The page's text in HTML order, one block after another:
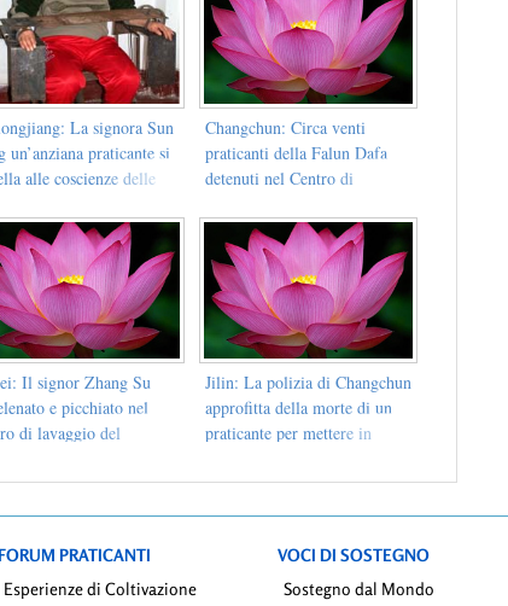
La signora Sun
un’anziana praticante si
alle coscienze delle
Changchun: Circa venti
praticanti della Falun Dafa
detenuti nel Centro di
Il signor Zhang Su
e picchiato nel
di lavaggio del
i suoi organi
Jilin: La polizia di Changchun
approfitta della morte di un
praticante per mettere in
famiglia e l’anziana moglie
PRATICANTI
Esperienze di Coltivazione
VOCI DI SOSTEGNO
Sostegno dal Mondo